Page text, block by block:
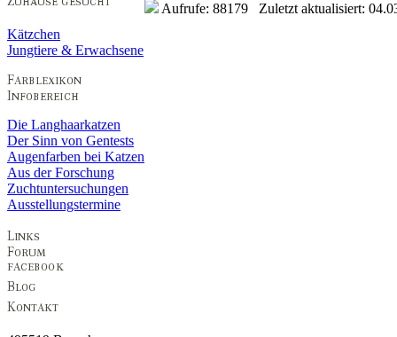
Kätzchen
Jungtiere & Erwachsene
Die Langhaarkatzen
Der Sinn von Gentests
Augenfarben bei Katzen
Aus der Forschung
Zuchtuntersuchungen
Ausstellungstermine
Aufrufe: 88179 Zuletzt aktualisiert: